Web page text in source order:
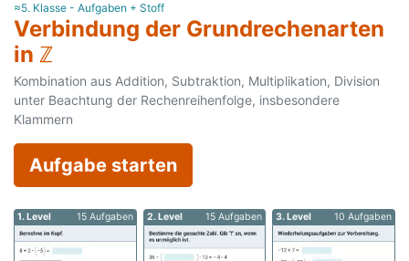
≈5. Klasse - Aufgaben + Stoff
Verbindung der Grundrechenarten
in ℤ
Kombination aus Addition, Subtraktion, Multiplikation, Division
unter Beachtung der Rechenreihenfolge, insbesondere
Klammern
Aufgabe starten
1. Level 15 Aufgaben 2. Level 15 Aufgaben 3. Level 10 Aufgaben